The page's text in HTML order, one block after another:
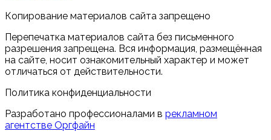
Копирование материалов сайта запрещено
Перепечатка материалов сайта без письменного
разрешения запрещена. Вся информация, размещённая
на сайте, носит ознакомительный характер и может
отличаться от действительности.
Политика конфиденциальности
Разработано профессионалами в рекламном
агентстве Оргфайн